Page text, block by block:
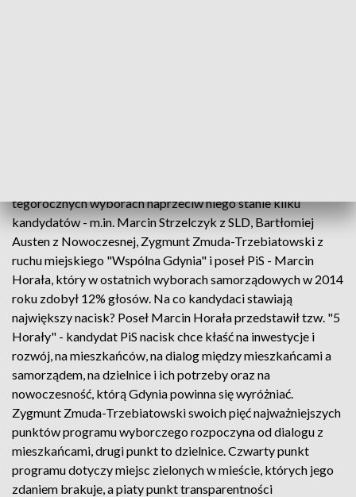
tegorocznych wyborach naprzeciw niego stanie kilku
kandydatów - m.in. Marcin Strzelczyk z SLD, Bartłomiej
Austen z Nowoczesnej, Zygmunt Zmuda-Trzebiatowski z
ruchu miejskiego "Wspólna Gdynia" i poseł PiS - Marcin
Horała, który w ostatnich wyborach samorządowych w 2014
roku zdobył 12% głosów. Na co kandydaci stawiają
największy nacisk? Poseł Marcin Horała przedstawił tzw. "5
Horały" - kandydat PiS nacisk chce kłaść na inwestycje i
rozwój, na mieszkańców, na dialog między mieszkańcami a
samorządem, na dzielnice i ich potrzeby oraz na
nowoczesność, którą Gdynia powinna się wyróżniać.
Zygmunt Zmuda-Trzebiatowski swoich pięć najważniejszych
punktów programu wyborczego rozpoczyna od dialogu z
mieszkańcami, drugi punkt to dzielnice. Czwarty punkt
programu dotyczy miejsc zielonych w mieście, których jego
zdaniem brakuje, a piaty punkt transparentności